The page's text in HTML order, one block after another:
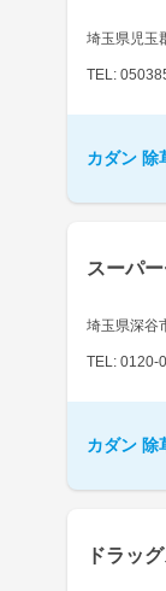
埼玉県児玉
TEL:
カダン 除
スーパ
埼玉県深谷
TEL: 0120-
カダン 除
ドラッ